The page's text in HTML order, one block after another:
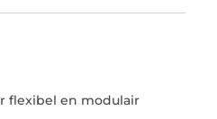
flexibel en modulair